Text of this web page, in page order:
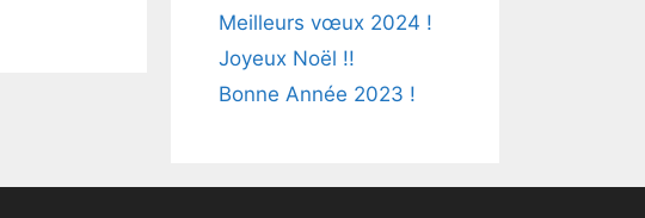
Meilleurs vœux 2024 !
Joyeux Noël !!
Bonne Année 2023 !